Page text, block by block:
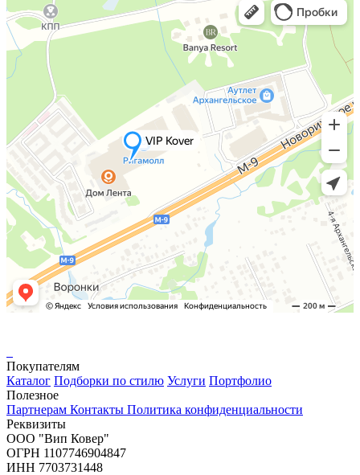
Покупателям
Каталог Подборки по стилю Услуги Портфолио
Полезное
Партнерам Контакты Политика конфиденциальности
Реквизиты
ООО "Вип Ковер"
ОГРН 1107746904847
ИНН 7703731448